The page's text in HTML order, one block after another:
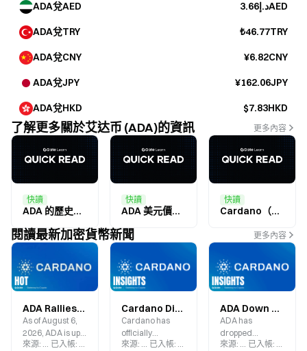
ADA兌AED د.إ3.66AED
ADA兌TRY ₺46.77TRY
ADA兌CNY ¥6.82CNY
ADA兌JPY ¥162.06JPY
ADA兌HKD $7.83HKD
了解更多關於艾达币 (ADA)的資訊 更多內容
快讀
ADA 的歷史最高價
快讀
ADA 美元價格趨勢
快讀
Cardano（ADA）的最新發展
閱讀最新加密貨幣新聞 更多內容
ADA Rallies Against the Trend, Up Over 10%: How Cardano Governance Upgrades Are Reshaping the L1 Narrative?
As of August 6,
2026, ADA is up
18.53% over the
來源: Gate.blog
已入帳: 2026-08-06
Cardano Dijkstra Upgrade Explained: How Nested Transactions, Linear Leios, and Peras Are Reinventing ADA’s Competitive Edge
Cardano has
officially
launched its
來源: Gate.blog
已入帳: 2026-08-03
ADA Down 96% from All-Time High: Is the Market Entering a New Accumulation Phase?
ADA has
dropped
approximately
來源: Gate.blog
已入帳: